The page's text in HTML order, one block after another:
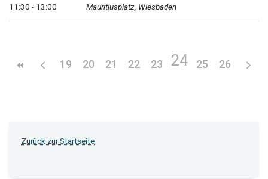
11:30 - 13:00
Mauritiusplatz, Wiesbaden
19 20 21 22 23 24 25 26
Zurück zur Startseite